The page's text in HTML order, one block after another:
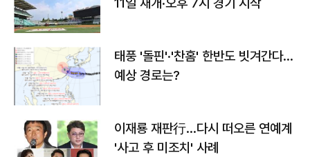
11일 재개·오후 7시 경기 시작
태풍 '돌핀'·'찬홈' 한반도 빗겨간다…
예상 경로는?
이재룡 재판行…다시 떠오른 연예계
'사고 후 미조치' 사례